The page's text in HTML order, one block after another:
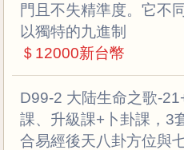
門且不失精準度。它不
以獨特的九進制
＄12000新台幣
D99-2 大陆生命之歌-
課、升級課+卜卦課，3
合易經後天八卦方位與